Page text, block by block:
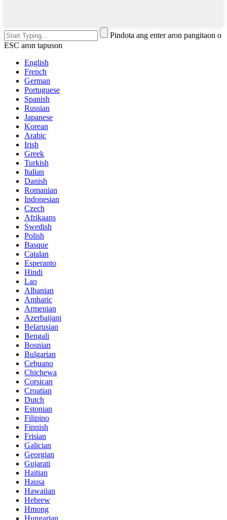
Pindota ang enter aron pangitaon o
ESC aron tapuson
English
French
German
Portuguese
Spanish
Russian
Japanese
Korean
Arabic
Irish
Greek
Turkish
Italian
Danish
Romanian
Indonesian
Czech
Afrikaans
Swedish
Polish
Basque
Catalan
Esperanto
Hindi
Lao
Albanian
Amharic
Armenian
Azerbaijani
Belarusian
Bengali
Bosnian
Bulgarian
Cebuano
Chichewa
Corsican
Croatian
Dutch
Estonian
Filipino
Finnish
Frisian
Galician
Georgian
Gujarati
Haitian
Hausa
Hawaiian
Hebrew
Hmong